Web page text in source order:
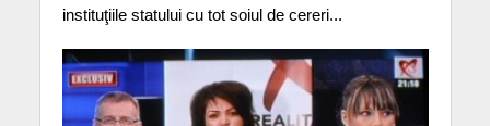
instituţiile statului cu tot soiul de cereri...